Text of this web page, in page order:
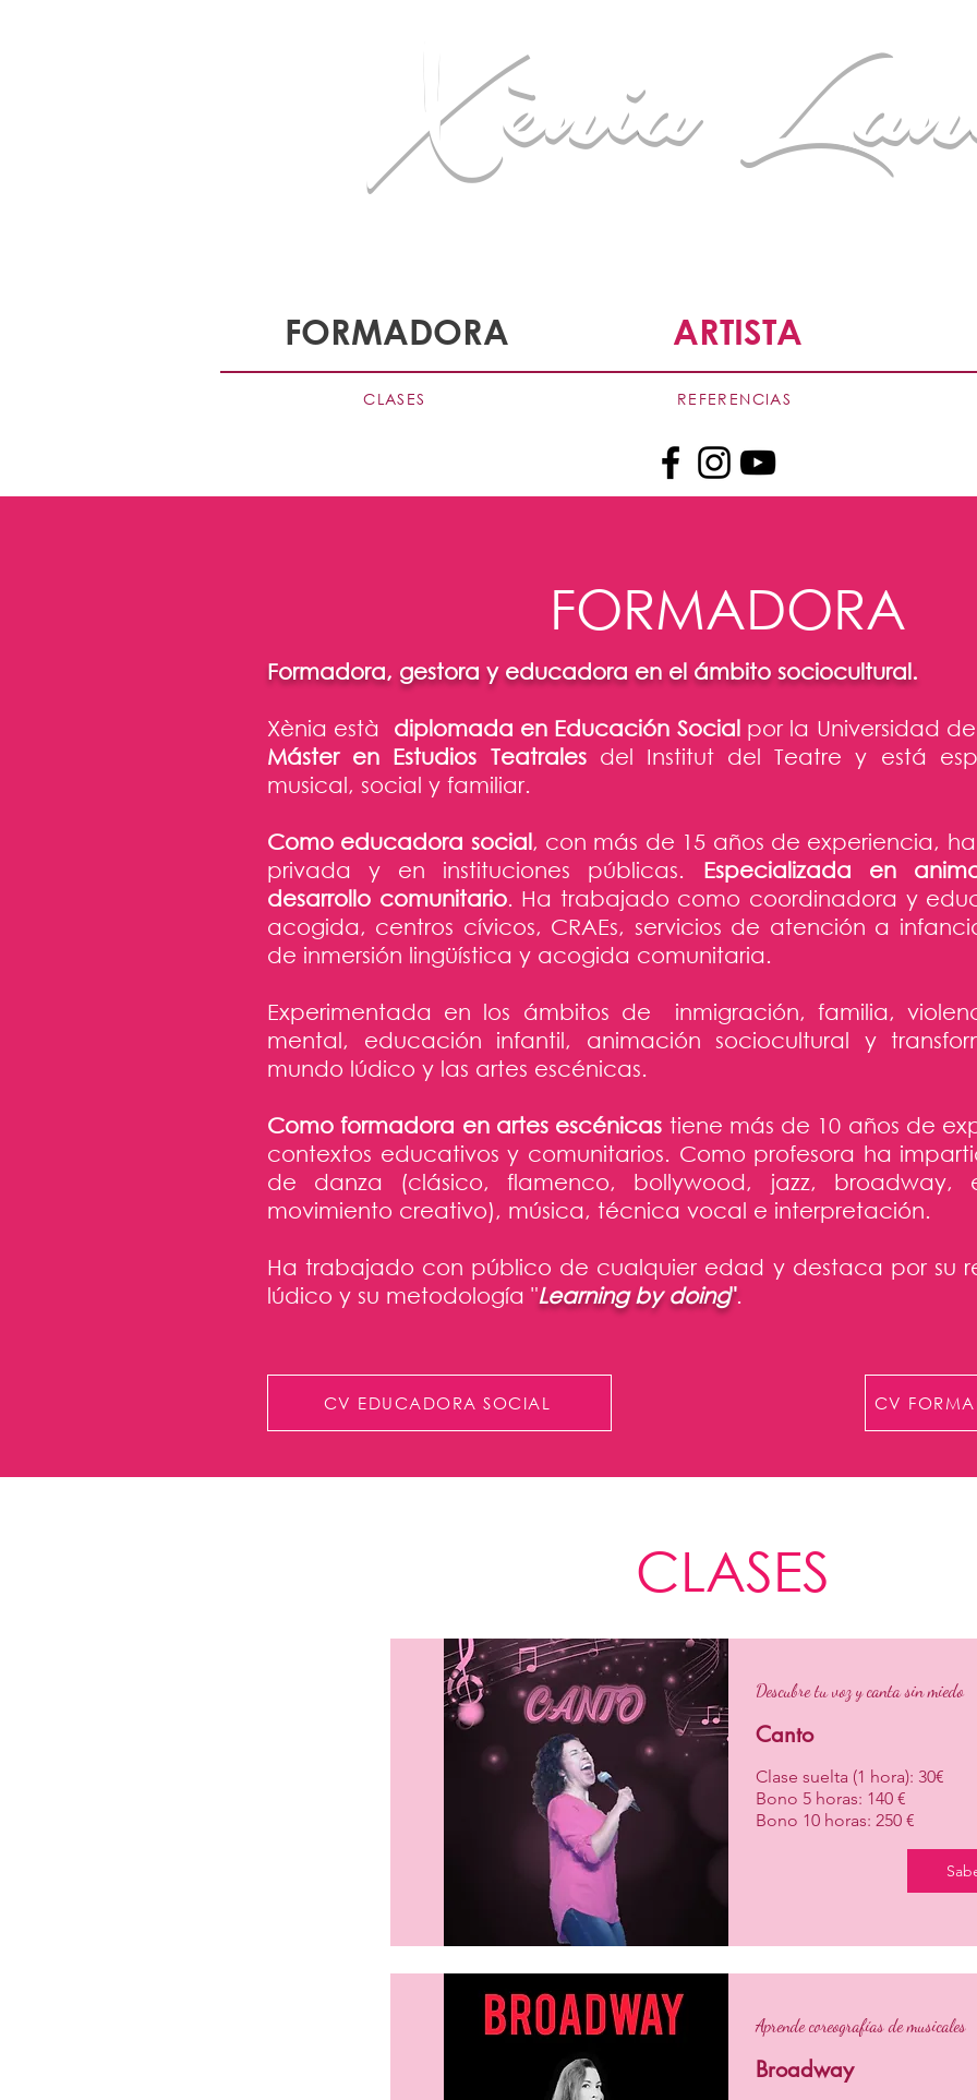
FORMADORA ARTISTA
CLASES REFERENCIAS
FORMADORA
Formadora, gestora y educadora en el ámbito sociocultural.
Xènia està diplomada en Educación Social por la Universidad
Máster en Estudios Teatrales del Institut del Teatre y está
musical, social y familiar.
Como educadora social, con más de 15 años de experiencia,
privada y en instituciones públicas. Especializada en
desarrollo comunitario. Ha trabajado como coordinadora y
acogida, centros cívicos, CRAEs, servicios de atención a
de inmersión lingüística y acogida comunitaria.
Experimentada en los ámbitos de inmigración, familia,
mental, educación infantil, animación sociocultural y
mundo lúdico y las artes escénicas.
Como formadora en artes escénicas tiene más de 10 años de
contextos educativos y comunitarios. Como profesora ha
de danza (clásico, flamenco, bollywood, jazz, broadway,
movimiento creativo), música, técnica vocal e interpretación.
Ha trabajado con público de cualquier edad y destaca por su
lúdico y su metodología "Learning by doing".
CV EDUCADORA SOCIAL CV
CLASES
Descubre tu voz y canta sin miedo
Canto
Clase suelta (1 hora): 30€
Bono 5 horas: 140 €
Bono 10 horas: 250 €
Aprende coreografías de musicales
Broadway
X ènia